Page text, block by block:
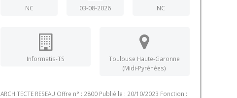
NC 03-08-2026 NC
Informatis-TS
Toulouse Haute-Garonne
(Midi-Pyrénées)
ARCHITECTE RESEAU Offre n° : 2800 Publié le : 20/10/2023 Fonction :